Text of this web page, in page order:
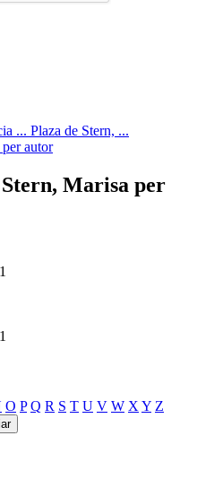
... Plaza de Stern, ...
autor
Marisa per
1
1
O P Q R S T U V W X Y Z